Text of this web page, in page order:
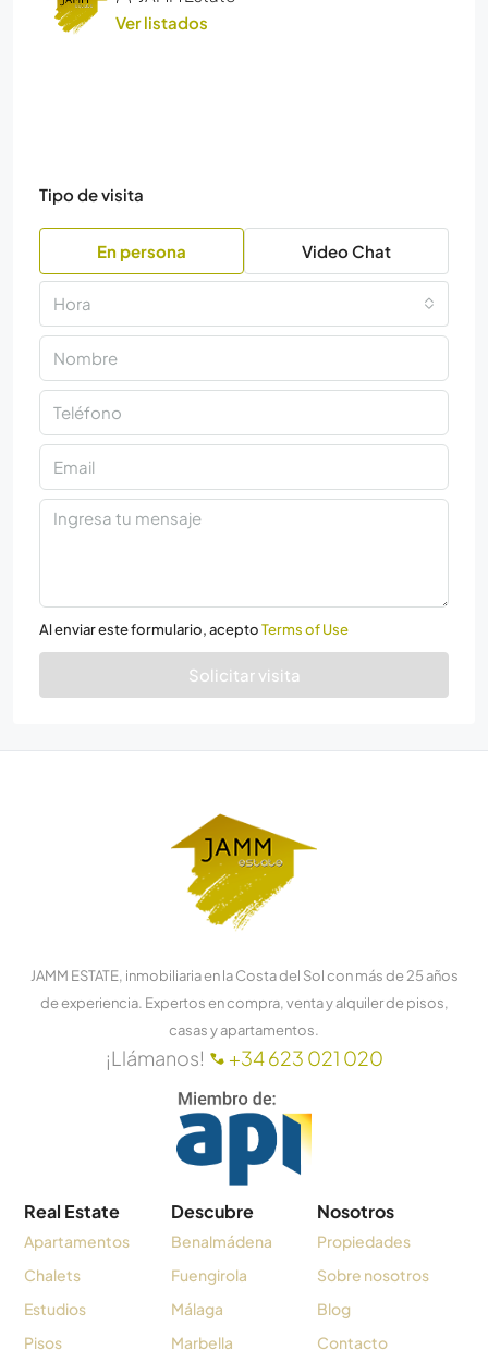
Ver listados
Tipo de visita
En persona Video Chat
Hora
Al enviar este formulario, aceptoTerms of Use
Solicitar visita
JAMM ESTATE, inmobiliaria en la Costa del Sol con más de 25 años
de experiencia. Expertos en compra, venta y alquiler de pisos,
casas y apartamentos.
¡Llámanos! +34 623 021 020
Real Estate
Apartamentos
Chalets
Estudios
Pisos
Descubre
Benalmádena
Fuengirola
Málaga
Marbella
Nosotros
Propiedades
Sobre nosotros
Blog
Contacto